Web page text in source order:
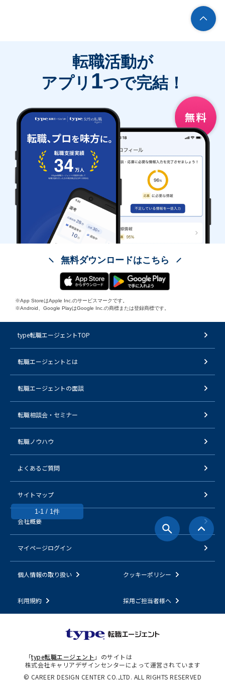
1-1 / 1件
転職活動が
アプリ 1つで完結！
無料ダウンロードはこちら
※App StoreはApple Inc.のサービスマークです。
※Android、Google PlayはGoogle Inc.の商標または登録商標です。
type転職エージェントTOP
転職エージェントとは
転職エージェントの面談
転職相談会・セミナー
転職ノウハウ
よくあるご質問
サイトマップ
会社概要
マイページログイン
個人情報の取り扱い クッキーポリシー
利用規約 採用ご担当者様へ
「type転職エージェント 」のサイトは
株式会社キャリアデザインセンターによって運営されています
© CAREER DESIGN CENTER CO.,LTD. ALL RIGHTS RESERVED